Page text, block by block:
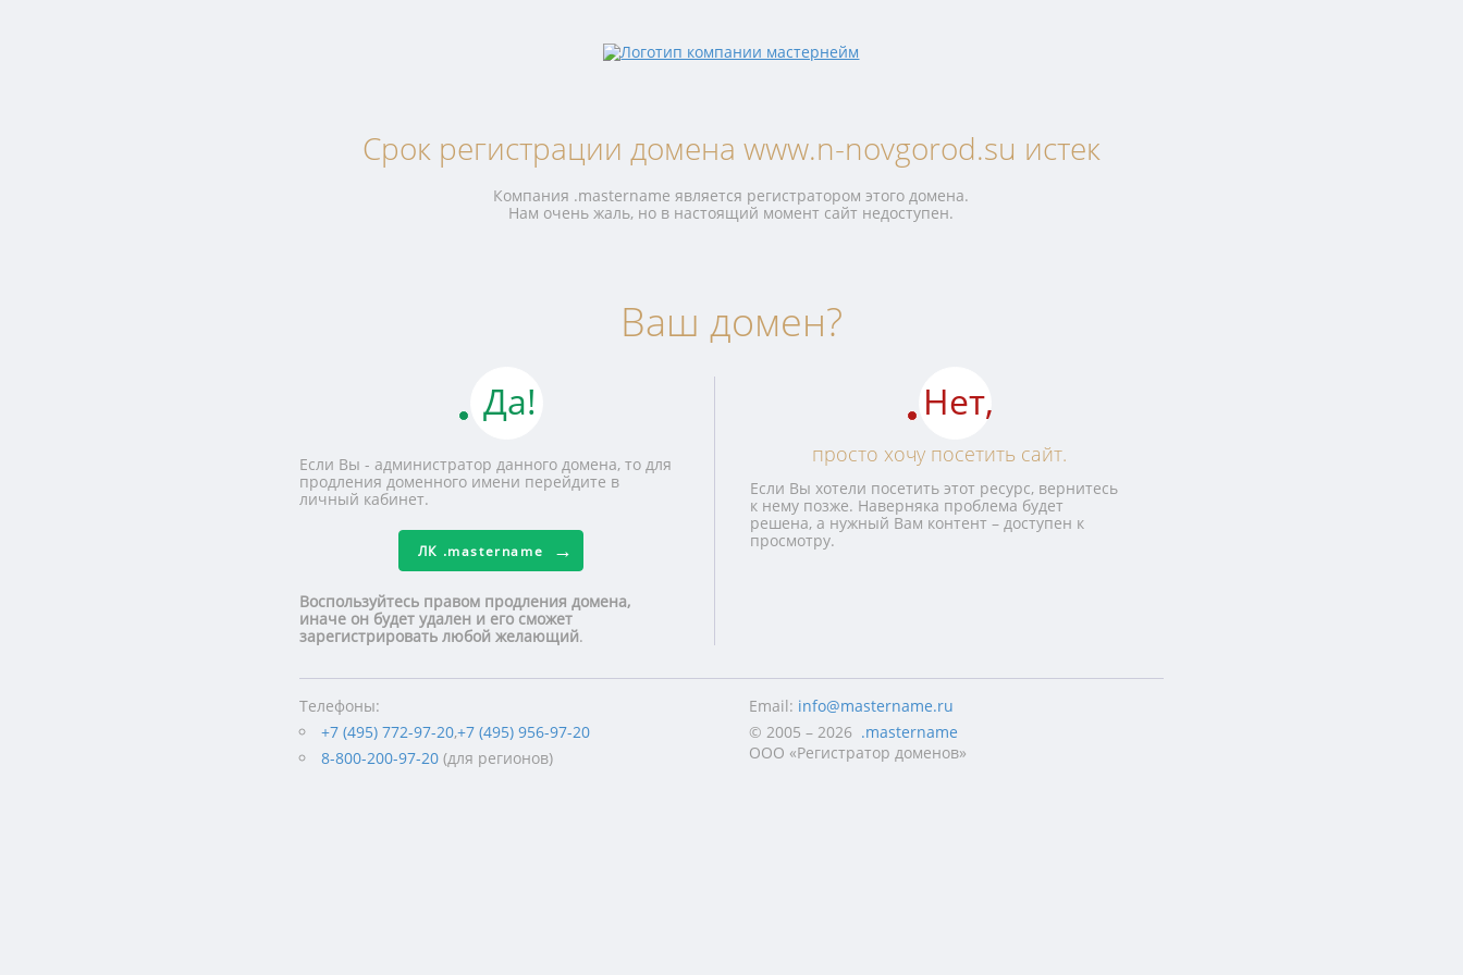
Срок регистрации домена www.n-novgorod.su истек
Компания .mastername является регистратором этого домена.
Нам очень жаль, но в настоящий момент сайт недоступен.
Ваш домен?
Да!
Если Вы - администратор данного домена, то для
продления доменного имени перейдите в
личный кабинет.
ЛК .mastername
Воспользуйтесь правом продления домена,
иначе он будет удален и его сможет
зарегистрировать любой желающий.
Нет,
просто хочу посетить сайт.
Если Вы хотели посетить этот ресурс, вернитесь
к нему позже. Наверняка проблема будет
решена, а нужный Вам контент – доступен к
просмотру.
Телефоны:
+7 (495) 772-97-20,+7 (495) 956-97-20
8-800-200-97-20 (для регионов)
Email: info@mastername.ru
© 2005 – 2026 .mastername
ООО «Регистратор доменов»